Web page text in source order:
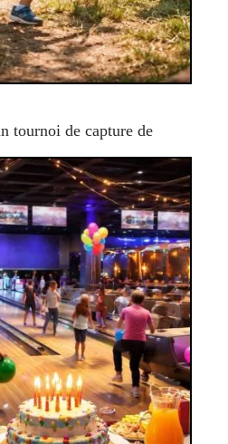
tournoi de capture de